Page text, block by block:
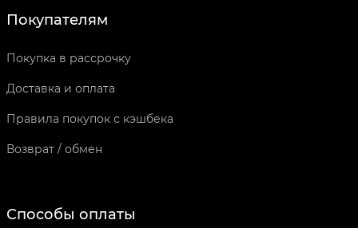
Покупателям
Покупка в рассрочку
Доставка и оплата
Правила покупок с кэшбека
Возврат / обмен
Способы оплаты